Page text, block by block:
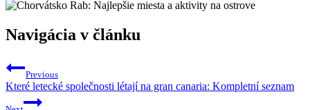
Navigácia v článku
Previous
Které letecké společnosti létají na gran canaria: Kompletní seznam